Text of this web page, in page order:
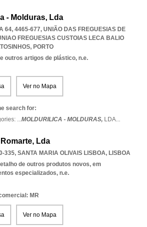
- Molduras, Lda
64, 4465-677, UNIÃO DAS FREGUESIAS DE
FREGUESIAS CUSTOIAS LECA BALIO
, PORTO
outros artigos de plástico, n.e.
Ver no Mapa
search for:
...MOLDURILICA - MOLDURAS, LDA...
Lda
335, SANTA MARIA OLIVAIS LISBOA, LISBOA
de outros produtos novos, em
especializados, n.e.
MR
Ver no Mapa